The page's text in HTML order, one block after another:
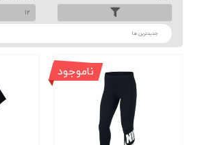
ترتیب
ناموجود